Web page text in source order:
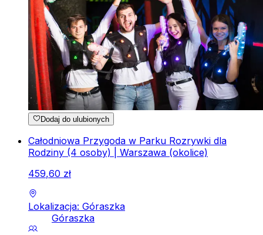
Dodaj do ulubionych
Całodniowa Przygoda w Parku Rozrywki dla
Rodziny (4 osoby) | Warszawa (okolice)
459,60 zł
Lokalizacja: Góraszka
Góraszka